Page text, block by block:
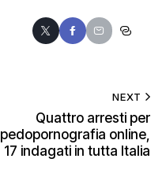
NEXT
Quattro arresti per
pedopornografia online,
17 indagati in tutta Italia